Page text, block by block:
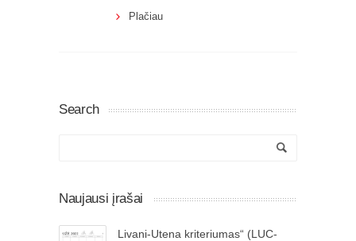
Plačiau
Search
Naujausi įrašai
Livani-Utena kriteriumas“ (LUC-